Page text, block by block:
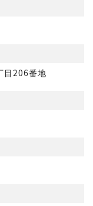
目206番地